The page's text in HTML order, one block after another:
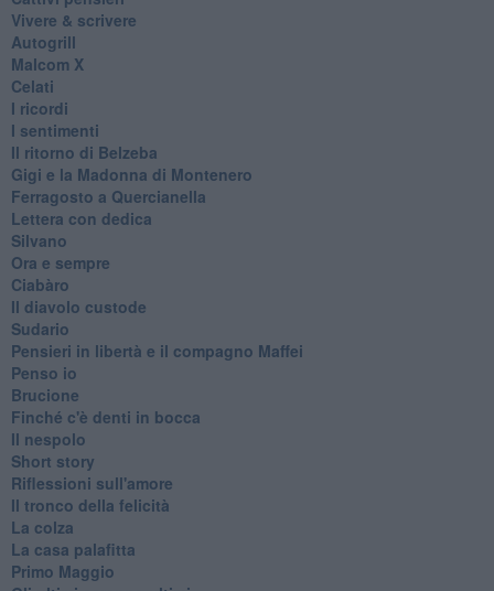
Vivere & scrivere
Autogrill
Malcom X
Celati
I ricordi
I sentimenti
Il ritorno di Belzeba
Gigi e la Madonna di Montenero
Ferragosto a Quercianella
Lettera con dedica
Silvano
Ora e sempre
Ciabàro
Il diavolo custode
Sudario
Pensieri in libertà e il compagno Maffei
Penso io
Brucione
Finché c'è denti in bocca
Il nespolo
Short story
Riflessioni sull'amore
Il tronco della felicità
La colza
La casa palafitta
Primo Maggio